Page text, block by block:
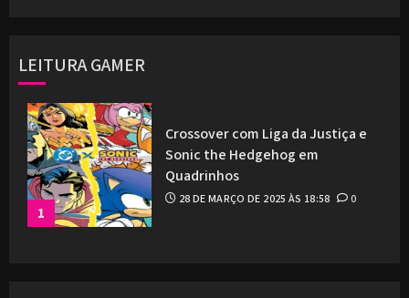
LEITURA GAMER
1
Crossover com Liga da Justiça e
Sonic the Hedgehog em
Quadrinhos
28 DE MARÇO DE 2025 ÀS 18:58 0